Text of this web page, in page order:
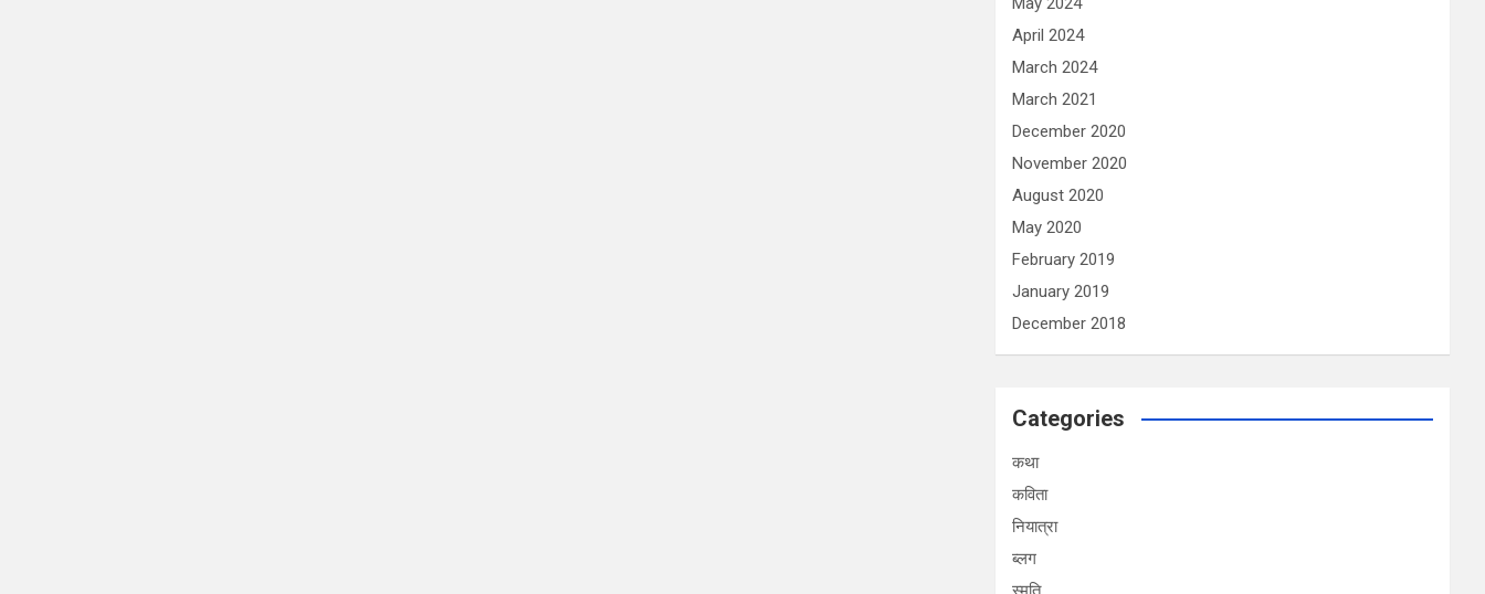
April 2024
March 2024
March 2021
December 2020
November 2020
August 2020
May 2020
February 2019
January 2019
December 2018
Categories
कथा
कविता
नियात्रा
ब्लग